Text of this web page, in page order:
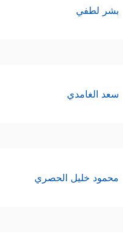
بشر لطفي
سعد الغامدي
محمود خليل الحصري